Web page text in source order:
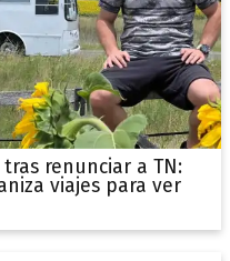
tras renunciar a TN:
viajes para ver